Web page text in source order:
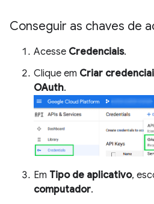
Conseguir as chaves de
Acesse Credenciais.
Clique em Criar
OAuth.
Em Tipo de aplicativo,
computador.